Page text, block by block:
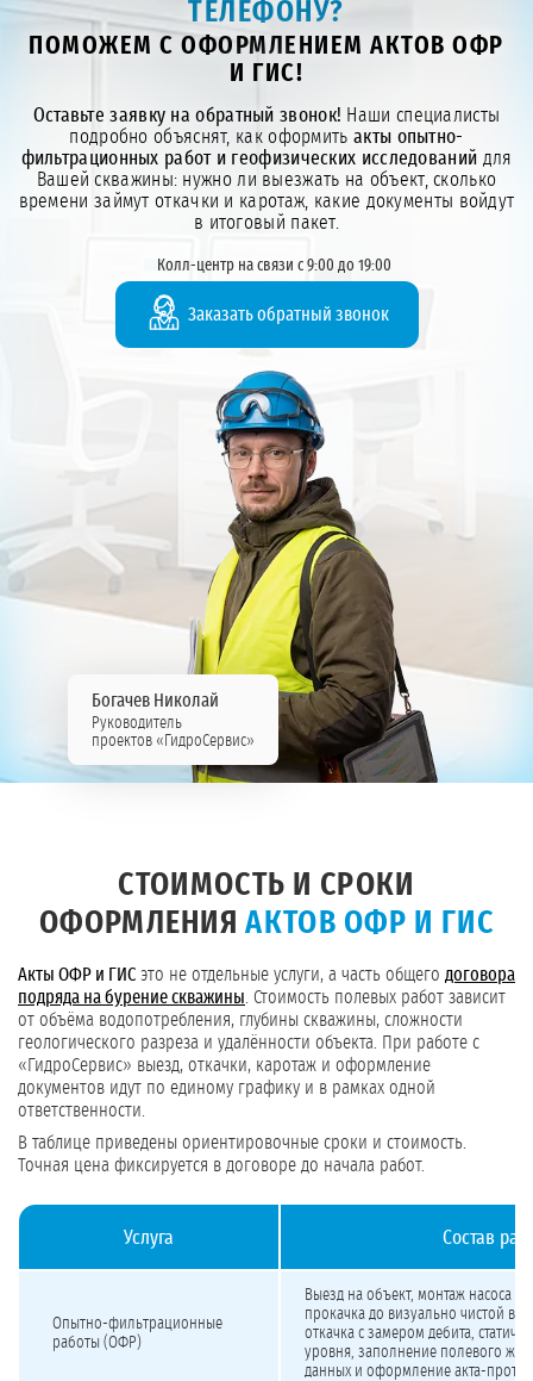
ТЕЛЕФОНУ?
ПОМОЖЕМ С ОФОРМЛЕНИЕМ АКТОВ ОФР
И ГИС!
Оставьте заявку на обратный звонок! Наши специалисты
подробно объяснят, как оформить акты опытно-
фильтрационных работ и геофизических исследований для
Вашей скважины: нужно ли выезжать на объект, сколько
времени займут откачки и каротаж, какие документы войдут
в итоговый пакет.
Колл-центр на связи с 9:00 до 19:00
Заказать обратный звонок
Богачев Николай
Руководитель
проектов «ГидроСервис»
СТОИМОСТЬ И СРОКИ
ОФОРМЛЕНИЯАКТОВ ОФР И ГИС
Акты ОФР и ГИС это не отдельные услуги, а часть общего договора
подряда на бурение скважины . Стоимость полевых работ зависит
от объёма водопотребления, глубины скважины, сложности
геологического разреза и удалённости объекта. При работе с
«ГидроСервис» выезд, откачки, каротаж и оформление
документов идут по единому графику и в рамках одной
ответственности.
В таблице приведены ориентировочные сроки и стоимость.
Точная цена фиксируется в договоре до начала работ.
Услуга Состав
Опытно-фильтрационные
работы (ОФР)
Выезд на объект, монтаж насоса и
прокачка до визуально чистой
откачка с замером дебита,
уровня, заполнение полевого
данных и оформление акта-